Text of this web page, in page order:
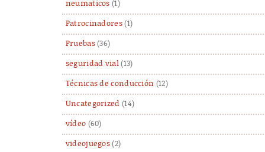
neumaticos (1)
Patrocinadores(1)
Pruebas(36)
seguridad vial(13)
Técnicas de conducción (12)
Uncategorized (14)
vídeo (60)
videojuegos (2)